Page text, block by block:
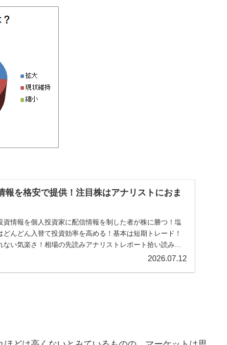
報を格安で提供！注目株はアナリストにおま
資情報を個人投資家に配信情報を制した者が株に勝つ！塩
んどん入替て投資効率を高める！基本は短期トレード！
い気楽さ！相場の先読みアナリストレポート拾い読みを
2026.07.12